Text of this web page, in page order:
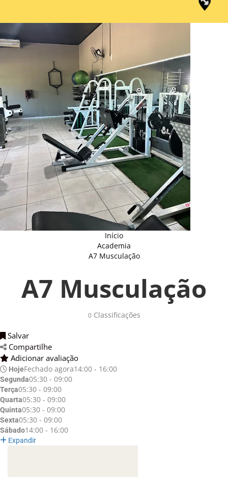
Início
Academia
A7 Musculação
A7 Musculação
0Classificações
Salvar
Compartilhe
Adicionar avaliação
HojeFechado agora14:00 - 16:00
Segunda05:30 - 09:00
Terça05:30 - 09:00
Quarta05:30 - 09:00
Quinta05:30 - 09:00
Sexta05:30 - 09:00
Sábado14:00 - 16:00
Expandir